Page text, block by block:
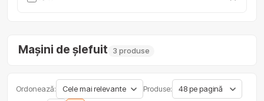
Mașini de șlefuit 3 produse
Ordonează: Produse: